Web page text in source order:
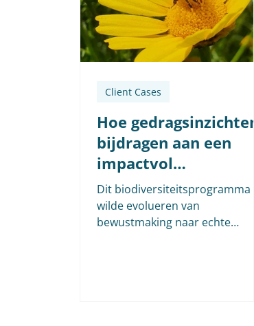
Hoe gedragsinzichten
bijdragen aan een
impactvol
biodiversiteits-
programma
Dit biodiversiteitsprogramma
wilde evolueren van
bewustmaking naar echte
Client Cases